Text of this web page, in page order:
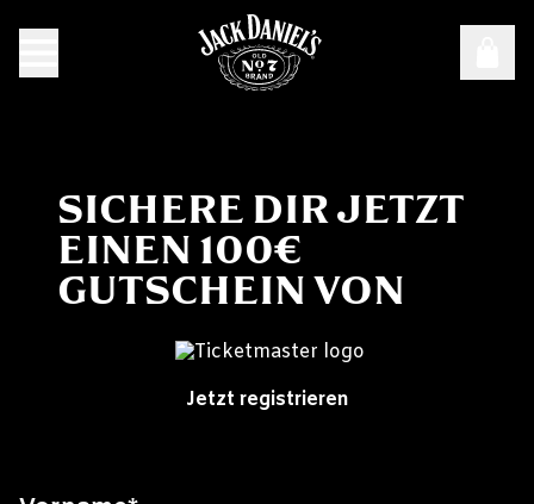
SICHERE DIR JETZT
EINEN 100€
GUTSCHEIN VON
Jetzt registrieren